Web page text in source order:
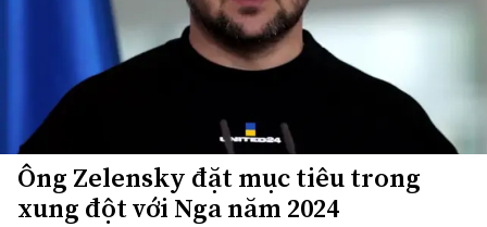
Ông Zelensky đặt mục tiêu trong
xung đột với Nga năm 2024